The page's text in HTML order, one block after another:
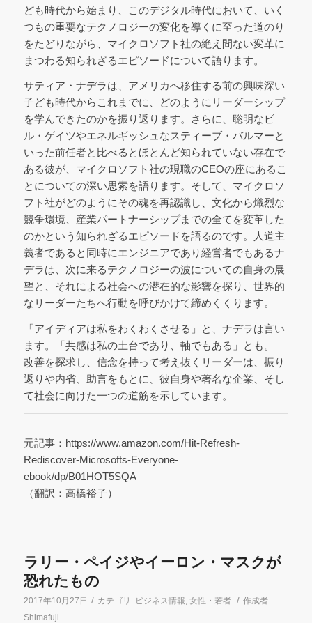
ども時代から始まり、このデジタル時代において、いく
つもの重要なテクノロジーの変化を導くに至った道のり
をたどりながら、マイクロソフト社の絶え間ない変革に
まつわる知られざるエピソードについて語ります。
サティア・ナデラは、アメリカへ移住する前の興味深い
子ども時代からこれまでに、どのようにリーダーシップ
を学んできたのかを振り返ります。さらに、聡明なビ
ル・ゲイツやエネルギッシュなスティーブ・バルマーと
いった前任者と比べるとほとんど知られていない存在で
ある彼が、マイクロソフト社の現職のCEOの座にあるこ
とについての深い思索を語ります。そして、マイクロソ
フト社がどのようにその魂を再認識し、文化から熾烈な
競争環境、産業パートナーシップまでの全てを変革した
のかという知られざるエピソードを語るのです。人道主
義者であると同時にエンジニアであり経営者でもあるナ
デラは、次に来るテクノロジーの波についての自身の展
望と、それによる社会への潜在的な影響を探り、世界的
なリーダーたちへ行動を呼びかけて締めくくります。
「アイディアは私をわくわくさせる」と、ナデラは言い
ます。「共感は私の土台であり、軸でもある」とも。
改善を探求し、信念を持って考え抜くリーダーは、振り
返りや内省、助言をもとに、彼自身や著名な企業、そし
て社会に向けた一つの道筋を示しています。
元記事：https://www.amazon.com/Hit-Refresh-
Rediscover-Microsofts-Everyone-
ebook/dp/B01HOT5SQA
（翻訳：高橋裕子）
ラリー・ペイジやイーロン・マスクが
恐れたもの
2017年10月27日 / カテゴリ: ビジネス情報 女性・若者 / 作成者:
Shimafuji